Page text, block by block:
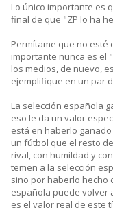
Lo único importante es
final de que "ZP lo ha
Permítame que no esté
importante nunca es el
los medios, de nuevo,
ejemplifique en un par
La selección española
eso le da un valor
está en haberlo
un fútbol que el resto
rival, con humildad y
temen a la selección
sino por haberlo hecho
española puede volver
es el valor real de este